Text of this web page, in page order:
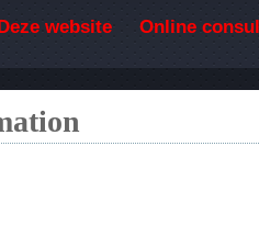
website Online